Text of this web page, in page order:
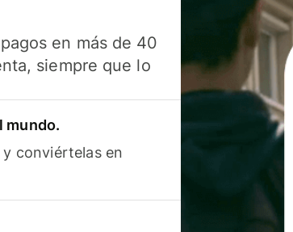
en más de 40
siempre que lo
mundo.
conviértelas en